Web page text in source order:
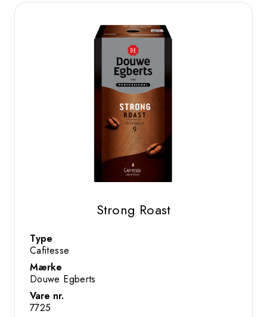
Strong Roast
Type
Cafitesse
Mærke
Douwe Egberts
Vare nr.
7725